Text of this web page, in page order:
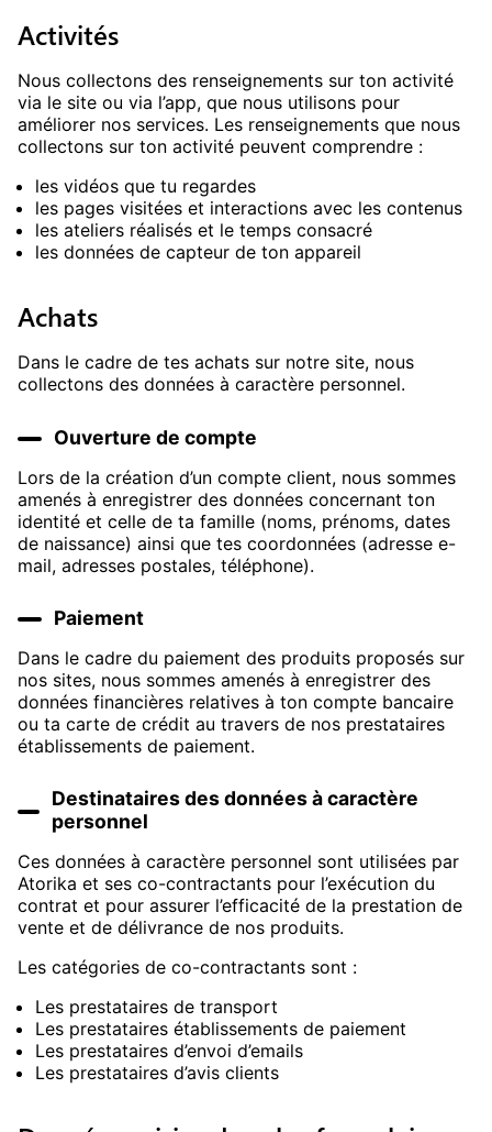
Activités
Nous collectons des renseignements sur ton activité
via le site ou via l’app, que nous utilisons pour
améliorer nos services. Les renseignements que nous
collectons sur ton activité peuvent comprendre :
les vidéos que tu regardes
les pages visitées et interactions avec les contenus
les ateliers réalisés et le temps consacré
les données de capteur de ton appareil
Achats
Dans le cadre de tes achats sur notre site, nous
collectons des données à caractère personnel.
Ouverture de compte
Lors de la création d’un compte client, nous sommes
amenés à enregistrer des données concernant ton
identité et celle de ta famille (noms, prénoms, dates
de naissance) ainsi que tes coordonnées (adresse e-
mail, adresses postales, téléphone).
Paiement
Dans le cadre du paiement des produits proposés sur
nos sites, nous sommes amenés à enregistrer des
données financières relatives à ton compte bancaire
ou ta carte de crédit au travers de nos prestataires
établissements de paiement.
Destinataires des données à caractère
personnel
Ces données à caractère personnel sont utilisées par
Atorika et ses co-contractants pour l’exécution du
contrat et pour assurer l’efficacité de la prestation de
vente et de délivrance de nos produits.
Les catégories de co-contractants sont :
Les prestataires de transport
Les prestataires établissements de paiement
Les prestataires d’envoi d’emails
Les prestataires d’avis clients